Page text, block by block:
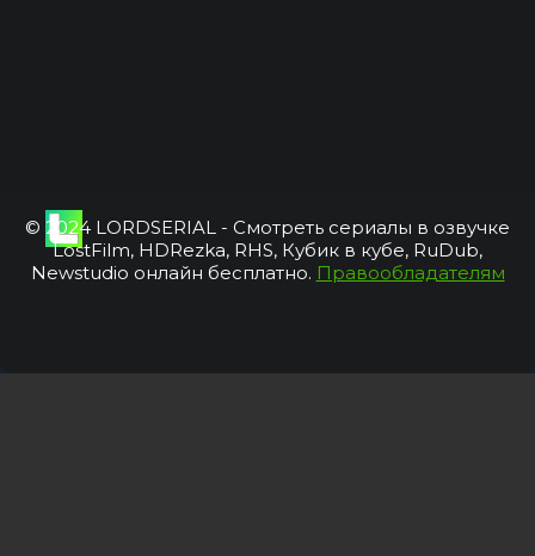
© 2024 LORDSERIAL - Смотреть сериалы в озвучке
LostFilm, HDRezka, RHS, Кубик в кубе, RuDub,
Newstudio онлайн бесплатно. Правообладателям